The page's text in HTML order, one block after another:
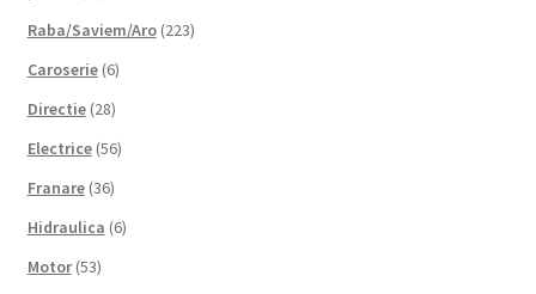
Raba/Saviem/Aro (223)
Caroserie (6)
Directie (28)
Electrice (56)
Franare (36)
Hidraulica (6)
Motor (53)